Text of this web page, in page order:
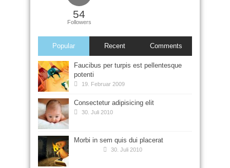
54
Followers
Popular Recent Comments
Faucibus per turpis est pellentesque
potenti
19. Februar 2009
Consectetur adipisicing elit
30. Juli 2010
Morbi in sem quis dui placerat
30. Juli 2010